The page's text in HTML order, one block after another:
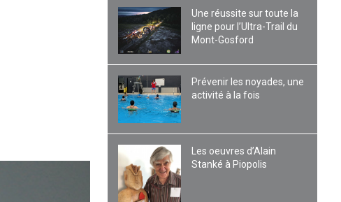
Une réussite sur toute la
ligne pour l’Ultra-Trail du
Mont-Gosford
Prévenir les noyades, une
activité à la fois
Les oeuvres d’Alain
Stanké à Piopolis